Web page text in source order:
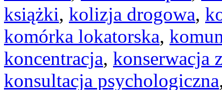
książki, kolizja drogowa,
komórka lokatorska,
koncentracja, konserwacja
konsultacja psychologiczna